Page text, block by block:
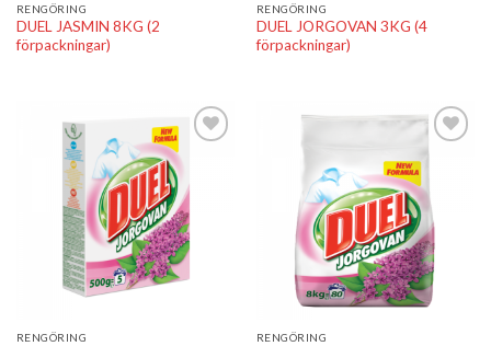
RENGÖRING
DUEL JASMIN 8KG (2
förpackningar)
RENGÖRING
DUEL JORGOVAN 3KG (4
förpackningar)
Lägg till i
önskelistan
RENGÖRING
önskelistan
RENGÖRING